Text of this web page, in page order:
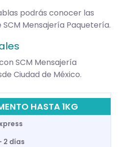
podrás conocer las
Mensajería Paquetería.
SCM Mensajería
Ciudad de México.
HASTA 1KG
2 días